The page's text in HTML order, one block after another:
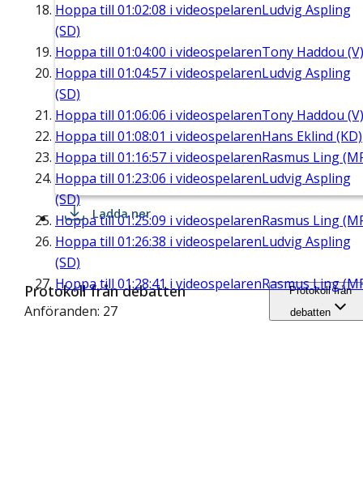
Hoppa till 01:02:08 i videospelarenLudvig Aspling
(SD)
Hoppa till 01:04:00 i videospelarenTony Haddou (V)
Hoppa till 01:04:57 i videospelarenLudvig Aspling
(SD)
Hoppa till 01:06:06 i videospelarenTony Haddou (V)
Hoppa till 01:08:01 i videospelarenHans Eklind (KD)
Hoppa till 01:16:57 i videospelarenRasmus Ling
Hoppa till 01:23:06 i videospelarenLudvig Aspling
(SD)
Hoppa till01:25:09 i videospelarenRasmus Ling
Hoppa till 01:26:38 i videospelarenLudvig Aspling
(SD)
Hoppa till 01:28:41 i videospelarenRasmus Ling
Ladda ner
Protokoll från debatten
Anföranden: 27
Protokoll från
debatten